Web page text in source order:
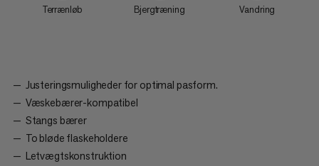
Terrænløb Bjergtræning Vandring
Justeringsmuligheder for optimal pasform.
Væskebærer-kompatibel
Stangs bærer
To bløde flaskeholdere
Letvægtskonstruktion